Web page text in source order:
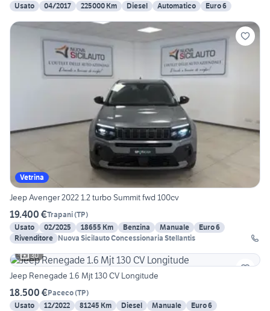
Usato
04/2017 225000 Km Diesel Automatico Euro 6
Vetrina
Jeep Avenger 2022 1.2 turbo Summit fwd 100cv
19.400 €Trapani(TP)
Usato
02/2025 18655 Km Benzina Manuale
Euro 6
Rivenditore Nuova Sicilauto Concessionaria Stellantis
30
Jeep Renegade 1.6 Mjt 130 CV Longitude
18.500 €Paceco(TP)
Usato
12/2022 81245 Km Diesel Manuale
Euro 6